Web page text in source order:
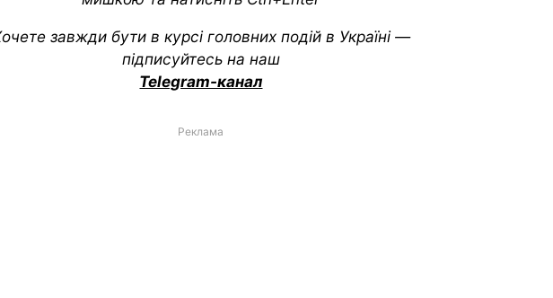
завжди бути в курсі головних подій в Україні —
підписуйтесь на наш
Telegram-канал
Реклама